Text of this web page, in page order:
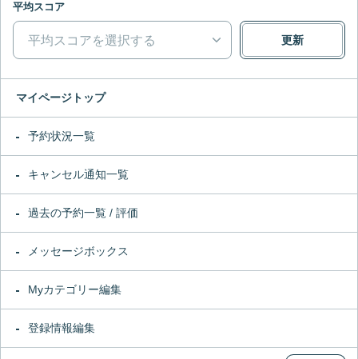
平均スコア
平均スコアを選択する
更新
マイページトップ
予約状況一覧
キャンセル通知一覧
過去の予約一覧 / 評価
メッセージボックス
Myカテゴリー編集
登録情報編集